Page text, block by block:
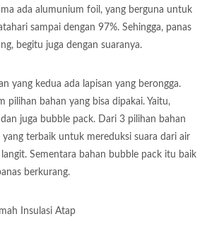
ada alumunium foil, yang berguna untuk
sampai dengan 97%. Sehingga, panas
begitu juga dengan suaranya.
yang kedua ada lapisan yang berongga.
pilihan bahan yang bisa dipakai. Yaitu,
juga bubble pack. Dari 3 pilihan bahan
terbaik untuk mereduksi suara dari air
Sementara bahan bubble pack itu baik
berkurang.
Insulasi Atap